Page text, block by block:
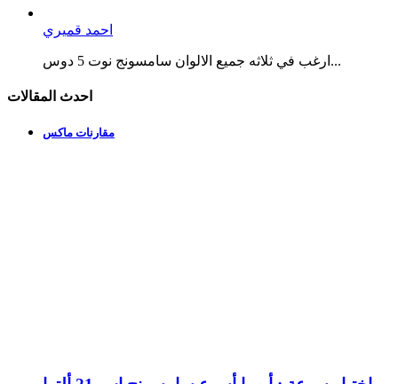
احمد قميري
ارغب في ثلاثه جميع الالوان سامسونج نوت 5 دوس...
احدث المقالات
مقارنات ماكس